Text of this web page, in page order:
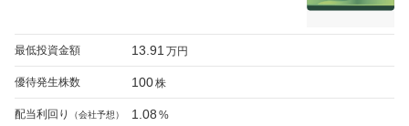
最低投資金額 13.91 万円
優待発生株数 100株
配当利回り （会社予想） 1.08 %